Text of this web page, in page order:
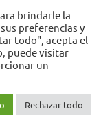
brindarle la
preferencias y
todo", acepta el
puede visitar
un
Rechazar todo